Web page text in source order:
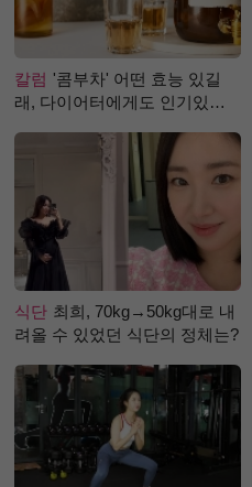
칼럼 '콤부차' 어떤 효능 있길
래, 다이어터에게도 인기있는
식단 최희, 70kg→50kg대로 내
려올 수 있었던 식단의 정체는?